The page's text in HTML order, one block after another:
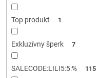
Top produkt 1
Exkluzívny šperk 7
SALECODE:LILI5:5:% 115